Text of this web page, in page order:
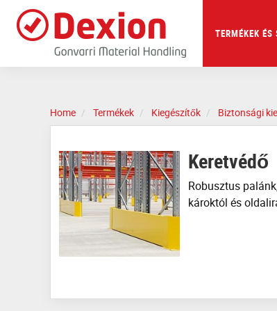
main
TERMÉKEK
Home Termékek Kiegészítők Biztonsági
Keretvédő
Robusztus
károktól és